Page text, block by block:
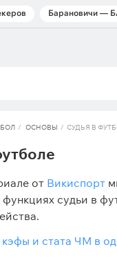
Барановичи —
ОСНОВЫ СУДЬЯ В
от Викиспорт
судьи в
и стата ЧМ в